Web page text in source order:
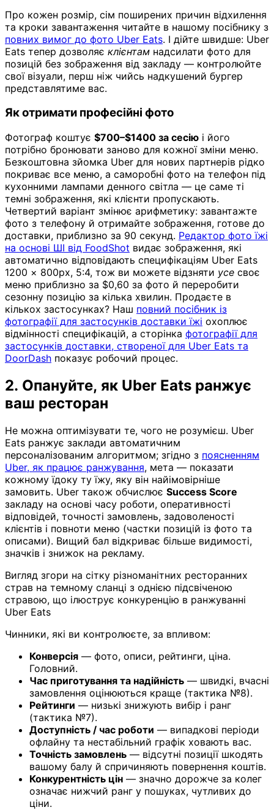
Про кожен розмір, сім поширених причин відхилення
та кроки завантаження читайте в нашому посібнику з
повних вимог до фото Uber Eats. І дійте швидше: Uber
Eats тепер дозволяє клієнтам надсилати фото для
позицій без зображення від закладу — контролюйте
свої візуали, перш ніж чийсь надкушений бургер
представлятиме вас.
Як отримати професійні фото
Фотограф коштує $700–$1400 за сесію і його
потрібно бронювати заново для кожної зміни меню.
Безкоштовна зйомка Uber для нових партнерів рідко
покриває все меню, а саморобні фото на телефон під
кухонними лампами денного світла — це саме ті
темні зображення, які клієнти пропускають.
Четвертий варіант змінює арифметику: завантажте
фото з телефону й отримайте зображення, готове до
доставки, приблизно за 90 секунд. Редактор фото їжі
на основі ШІ від FoodShot видає зображення, які
автоматично відповідають специфікаціям Uber Eats
1200 × 800px, 5:4, тож ви можете відзняти усе своє
меню приблизно за $0,60 за фото й переробити
сезонну позицію за кілька хвилин. Продаєте в
кількох застосунках? Наш повний посібник із
фотографії для застосунків доставки їжі охоплює
відмінності специфікацій, а сторінка фотографії для
застосунків доставки, створеної для Uber Eats та
DoorDash показує робочий процес.
2. Опануйте, як Uber Eats ранжує
ваш ресторан
Не можна оптимізувати те, чого не розумієш. Uber
Eats ранжує заклади автоматичним
персоналізованим алгоритмом; згідно з поясненням
Uber, як працює ранжування, мета — показати
кожному їдоку ту їжу, яку він найімовірніше
замовить. Uber також обчислює Success Score
закладу на основі часу роботи, оперативності
відповідей, точності замовлень, задоволеності
клієнтів і повноти меню (частки позицій із фото та
описами). Вищий бал відкриває більше видимості,
значків і знижок на рекламу.
Вигляд згори на сітку різноманітних ресторанних
страв на темному сланці з однією підсвіченою
стравою, що ілюструє конкуренцію в ранжуванні
Uber Eats
Чинники, які ви контролюєте, за впливом:
Конверсія — фото, описи, рейтинги, ціна.
Головний.
Час приготування та надійність — швидкі, вчасні
замовлення оцінюються краще (тактика №8).
Рейтинги — низькі знижують вибір і ранг
(тактика №7).
Доступність / час роботи — випадкові періоди
офлайну та нестабільний графік ховають вас.
Точність замовлень — відсутні позиції шкодять
вашому балу й спричиняють повернення коштів.
Конкурентність цін — значно дорожче за колег
означає нижчий ранг у пошуках, чутливих до
ціни.